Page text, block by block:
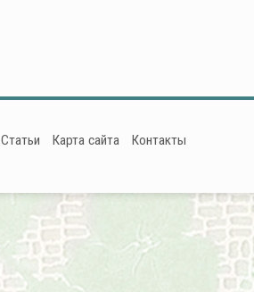
Статьи Карта сайта Контакты